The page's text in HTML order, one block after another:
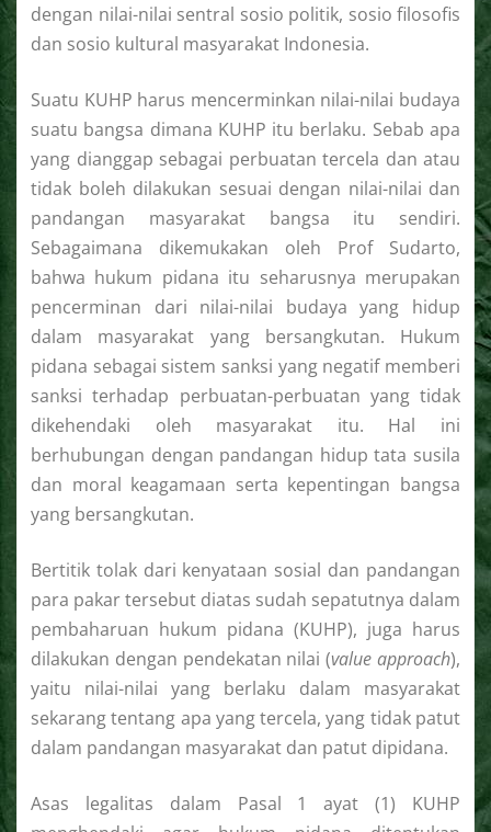
dengan nilai-nilai sentral sosio politik, sosio filosofis
dan sosio kultural masyarakat Indonesia.
Suatu KUHP harus mencerminkan nilai-nilai budaya
suatu bangsa dimana KUHP itu berlaku. Sebab apa
yang dianggap sebagai perbuatan tercela dan atau
tidak boleh dilakukan sesuai dengan nilai-nilai dan
pandangan masyarakat bangsa itu sendiri.
Sebagaimana dikemukakan oleh Prof Sudarto,
bahwa hukum pidana itu seharusnya merupakan
pencerminan dari nilai-nilai budaya yang hidup
dalam masyarakat yang bersangkutan. Hukum
pidana sebagai sistem sanksi yang negatif memberi
sanksi terhadap perbuatan-perbuatan yang tidak
dikehendaki oleh masyarakat itu. Hal ini
berhubungan dengan pandangan hidup tata susila
dan moral keagamaan serta kepentingan bangsa
yang bersangkutan.
Bertitik tolak dari kenyataan sosial dan pandangan
para pakar tersebut diatas sudah sepatutnya dalam
pembaharuan hukum pidana (KUHP), juga harus
dilakukan dengan pendekatan nilai (value approach),
yaitu nilai-nilai yang berlaku dalam masyarakat
sekarang tentang apa yang tercela, yang tidak patut
dalam pandangan masyarakat dan patut dipidana.
Asas legalitas dalam Pasal 1 ayat (1) KUHP